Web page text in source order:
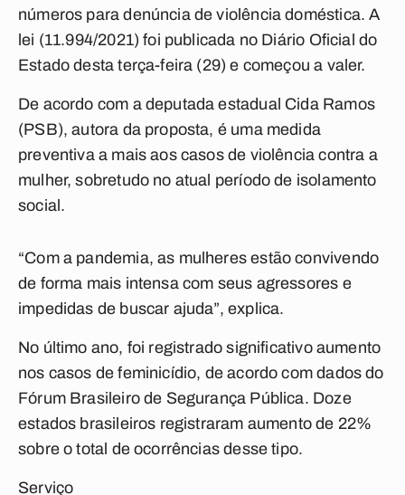
números para denúncia de violência doméstica. A
lei (11.994/2021) foi publicada no Diário Oficial do
Estado desta terça-feira (29) e começou a valer.
De acordo com a deputada estadual Cida Ramos
(PSB), autora da proposta, é uma medida
preventiva a mais aos casos de violência contra a
mulher, sobretudo no atual período de isolamento
social.
“Com a pandemia, as mulheres estão convivendo
de forma mais intensa com seus agressores e
impedidas de buscar ajuda”, explica.
No último ano, foi registrado significativo aumento
nos casos de feminicídio, de acordo com dados do
Fórum Brasileiro de Segurança Pública. Doze
estados brasileiros registraram aumento de 22%
sobre o total de ocorrências desse tipo.
Serviço